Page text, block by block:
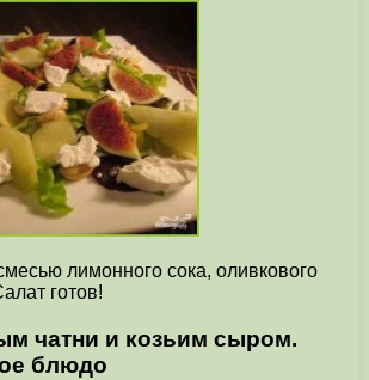
лимонного сока, оливкового
готов!
чатни и козьим сыром.
блюдо